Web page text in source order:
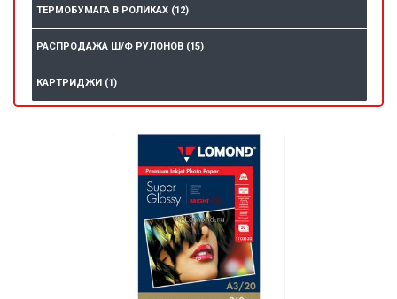
ТЕРМОБУМАГА В РОЛИКАХ (12)
РАСПРОДАЖА Ш/Ф РУЛОНОВ (15)
КАРТРИДЖИ (1)